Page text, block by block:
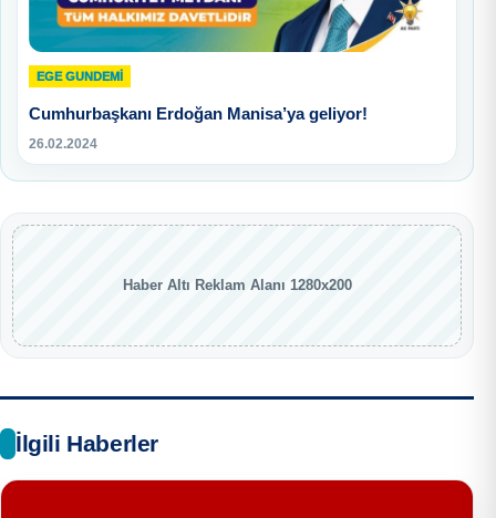
EGE GUNDEMİ
Cumhurbaşkanı Erdoğan Manisa’ya geliyor!
26.02.2024
Haber Altı Reklam Alanı 1280x200
İlgili Haberler